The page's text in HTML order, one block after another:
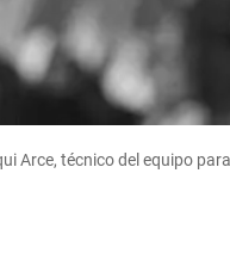
Arce, técnico del equipo